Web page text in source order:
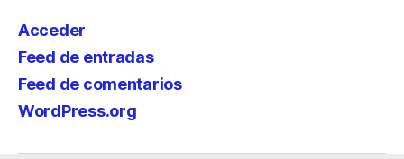
Acceder
Feed de entradas
Feed de comentarios
WordPress.org